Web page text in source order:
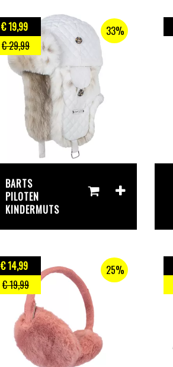
€ 19,99
€ 29,99
33%
BARTS
PILOTEN
KINDERMUTS
€ 14,99
€ 19,99
25%